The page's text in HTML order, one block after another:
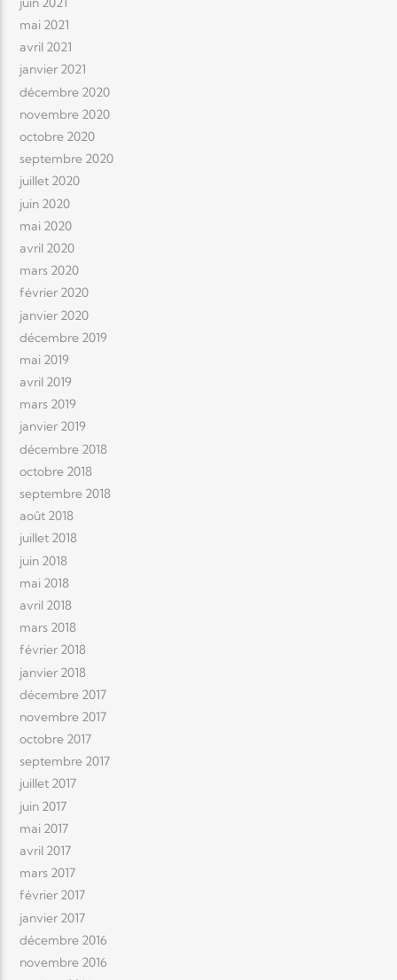
mai 2021
avril 2021
janvier 2021
décembre 2020
novembre 2020
octobre 2020
septembre 2020
juillet 2020
juin 2020
mai 2020
avril 2020
mars 2020
février 2020
janvier 2020
décembre 2019
mai 2019
avril 2019
mars 2019
janvier 2019
décembre 2018
octobre 2018
septembre 2018
août 2018
juillet 2018
juin 2018
mai 2018
avril 2018
mars 2018
février 2018
janvier 2018
décembre 2017
novembre 2017
octobre 2017
septembre 2017
juillet 2017
juin 2017
mai 2017
avril 2017
mars 2017
février 2017
janvier 2017
décembre 2016
novembre 2016